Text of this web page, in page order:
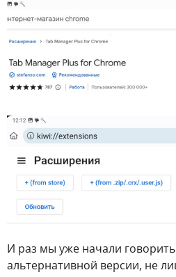
И раз мы уже начали
альтернативной версии, не